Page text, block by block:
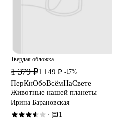
Твердая обложка
1 379 ₽1 149 ₽ -17%
ПерКнОбоВсёмНаСвете
Животные нашей планеты
Ирина Барановская
· 1